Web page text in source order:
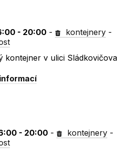
- 20:00 - kontejnery -
kontejner v ulici Sládkovičova
- 20:00 - kontejnery -